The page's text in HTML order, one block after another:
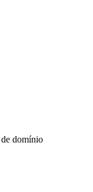
domínio